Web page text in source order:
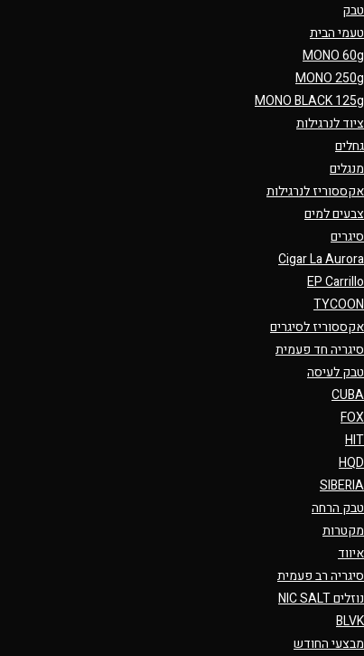
טבק
טעמי הבית
MONO 60g
MONO 250g
MONO BLACK 125g
ציוד לנרגילות
גחלים
מנגלים
אקססוריז לנרגילות
צבעים למים
סיגרים
Cigar La Aurora
EP Carrillo
TYCOON
אקססוריז לסיגרים
סיגריה חד פעמית
טבק לעיסה
CUBA
FOX
HIT
HQD
SIBERIA
טבק הרחה
מקטרות
איווד
סיגריה רב פעמית
נוזלים NIC SALT
BLVK
מבצעי החודש